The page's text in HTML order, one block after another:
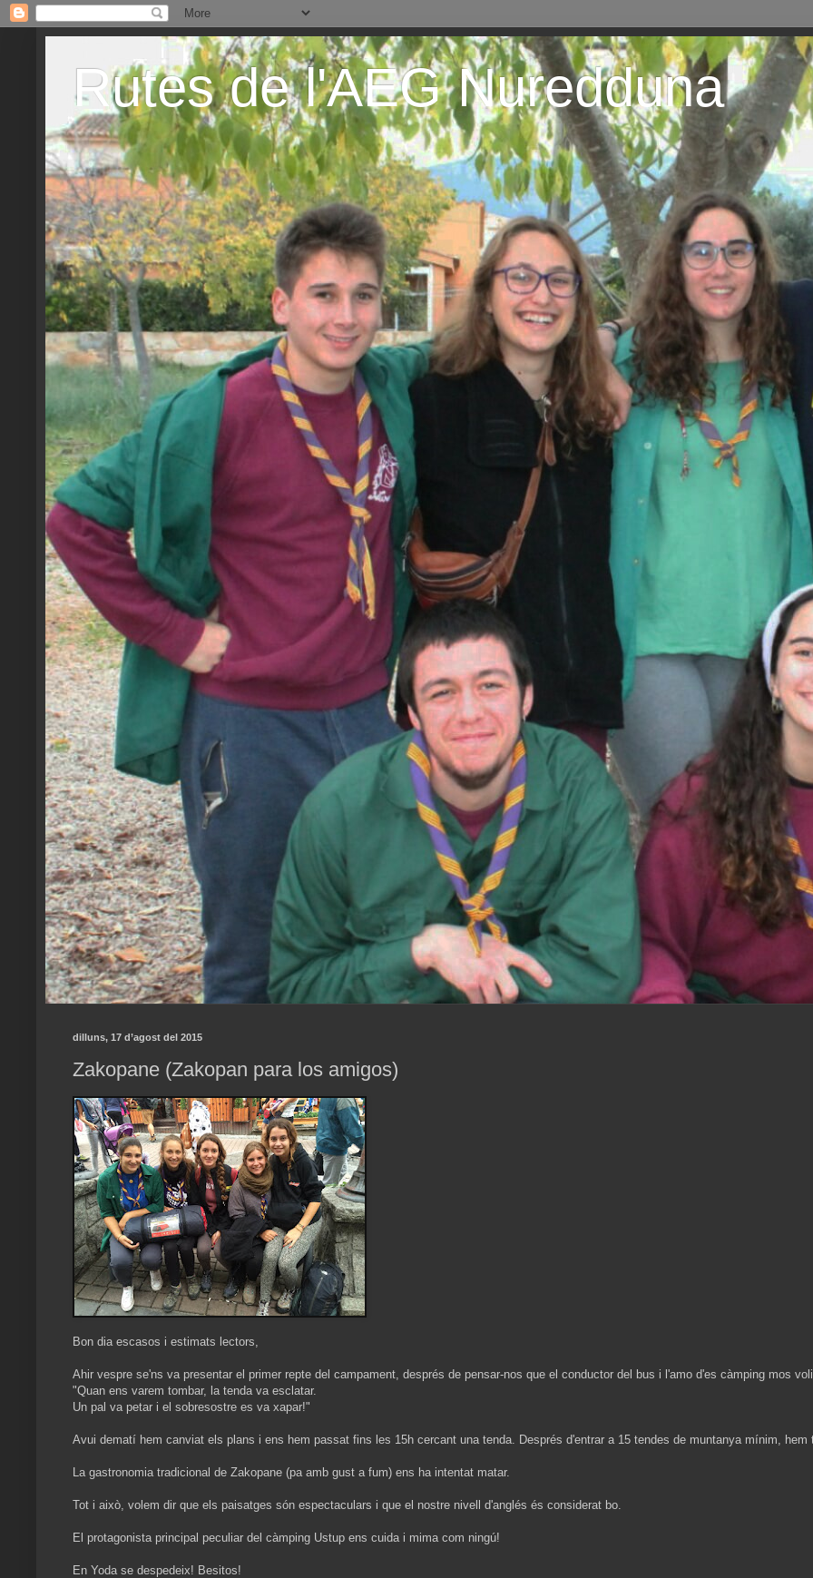
Rutes de l'AEG Nuredduna
dilluns, 17 d’agost del 2015
Zakopane (Zakopan para los amigos)
Bon dia escasos i estimats lectors,
Ahir vespre se'ns va presentar el primer repte del campament, després de pensar-nos que el conductor del bus i l'amo d'es càmping mos
"Quan ens varem tombar, la tenda va esclatar.
Un pal va petar i el sobresostre es va xapar!"
Avui dematí hem canviat els plans i ens hem passat fins les 15h cercant una tenda. Després d'entrar a 15 tendes de muntanya mínim, hem
La gastronomia tradicional de Zakopane (pa amb gust a fum) ens ha intentat matar.
Tot i això, volem dir que els paisatges són espectaculars i que el nostre nivell d'anglés és considerat bo.
El protagonista principal peculiar del càmping Ustup ens cuida i mima com ningú!
En Yoda se despedeix! Besitos!